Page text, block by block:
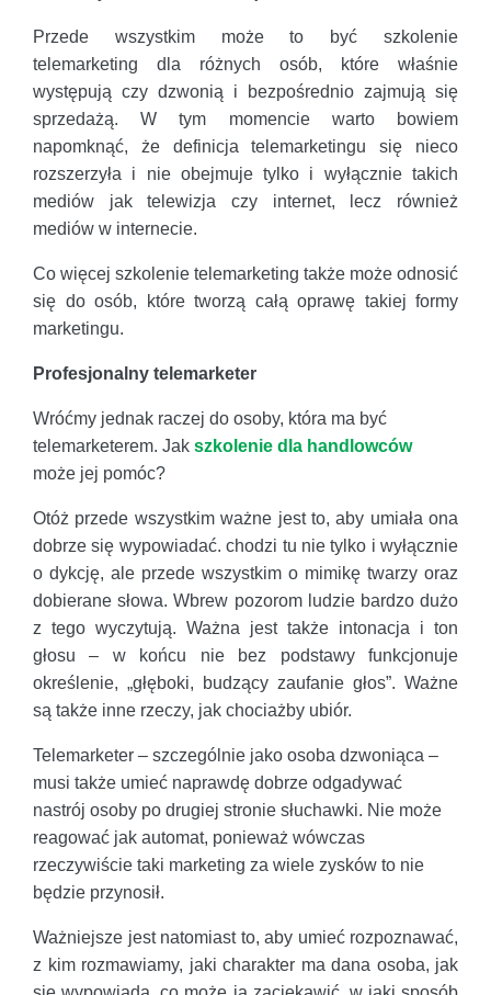
Przede wszystkim może to być szkolenie
telemarketing dla różnych osób, które właśnie
występują czy dzwonią i bezpośrednio zajmują się
sprzedażą. W tym momencie warto bowiem
napomknąć, że definicja telemarketingu się nieco
rozszerzyła i nie obejmuje tylko i wyłącznie takich
mediów jak telewizja czy internet, lecz również
mediów w internecie.
Co więcej szkolenie telemarketing także może odnosić
się do osób, które tworzą całą oprawę takiej formy
marketingu.
Profesjonalny telemarketer
Wróćmy jednak raczej do osoby, która ma być
telemarketerem. Jak szkolenie dla handlowców
może jej pomóc?
Otóż przede wszystkim ważne jest to, aby umiała ona
dobrze się wypowiadać. chodzi tu nie tylko i wyłącznie
o dykcję, ale przede wszystkim o mimikę twarzy oraz
dobierane słowa. Wbrew pozorom ludzie bardzo dużo
z tego wyczytują. Ważna jest także intonacja i ton
głosu – w końcu nie bez podstawy funkcjonuje
określenie, „głęboki, budzący zaufanie głos”. Ważne
są także inne rzeczy, jak chociażby ubiór.
Telemarketer – szczególnie jako osoba dzwoniąca –
musi także umieć naprawdę dobrze odgadywać
nastrój osoby po drugiej stronie słuchawki. Nie może
reagować jak automat, ponieważ wówczas
rzeczywiście taki marketing za wiele zysków to nie
będzie przynosił.
Ważniejsze jest natomiast to, aby umieć rozpoznawać,
z kim rozmawiamy, jaki charakter ma dana osoba, jak